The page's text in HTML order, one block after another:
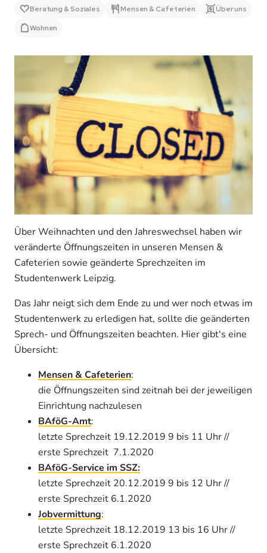
Beratung & Soziales
Mensen & Cafeterien
Über uns
Wohnen
Über Weihnachten und den Jahreswechsel haben wir
veränderte Öffnungszeiten in unseren Mensen &
Cafeterien sowie geänderte Sprechzeiten im
Studentenwerk Leipzig.
Das Jahr neigt sich dem Ende zu und wer noch etwas im
Studentenwerk zu erledigen hat, sollte die geänderten
Sprech- und Öffnungszeiten beachten. Hier gibt's eine
Übersicht:
Mensen & Cafeterien:
die Öffnungszeiten sind zeitnah bei der jeweiligen
Einrichtung nachzulesen
BAföG-Amt:
letzte Sprechzeit 19.12.2019 9 bis 11 Uhr //
erste Sprechzeit 7.1.2020
BAföG-Service im SSZ:
letzte Sprechzeit 20.12.2019 9 bis 12 Uhr //
erste Sprechzeit 6.1.2020
Jobvermittung:
letzte Sprechzeit 18.12.2019 13 bis 16 Uhr //
erste Sprechzeit 6.1.2020